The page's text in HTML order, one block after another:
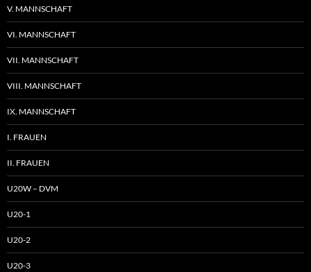
V. MANNSCHAFT
VI. MANNSCHAFT
VII. MANNSCHAFT
VIII. MANNSCHAFT
IX. MANNSCHAFT
I. FRAUEN
II. FRAUEN
U20W – DVM
U20-1
U20-2
U20-3